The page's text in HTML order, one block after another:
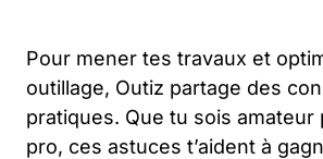
Pour mener tes travaux et
outillage, Outiz partage des
pratiques. Que tu sois amateur
pro, ces astuces t’aident à